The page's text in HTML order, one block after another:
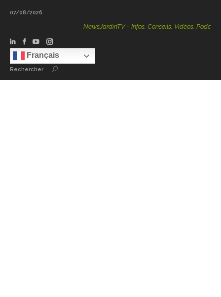
07/08/2026
NewsJardinTV – Infos, Conseils, Vidéos, Podcasts –
Français
Rechercher